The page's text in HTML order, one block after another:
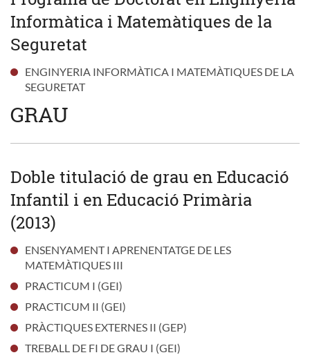
Informàtica i Matemàtiques de la
Seguretat
ENGINYERIA INFORMÀTICA I MATEMÀTIQUES DE LA
SEGURETAT
GRAU
Doble titulació de grau en Educació
Infantil i en Educació Primària
(2013)
ENSENYAMENT I APRENENTATGE DE LES
MATEMÀTIQUES III
PRACTICUM I (GEI)
PRACTICUM II (GEI)
PRÀCTIQUES EXTERNES II (GEP)
TREBALL DE FI DE GRAU I (GEI)